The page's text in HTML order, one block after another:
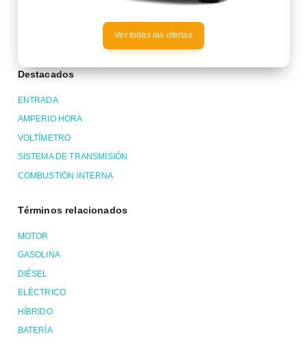
Ver todas las ofertas
Destacados
ENTRADA
AMPERIO HORA
VOLTÍMETRO
SISTEMA DE TRANSMISIÓN
COMBUSTIÓN INTERNA
Términos relacionados
MOTOR
GASOLINA
DIÉSEL
ELÉCTRICO
HÍBRIDO
BATERÍA